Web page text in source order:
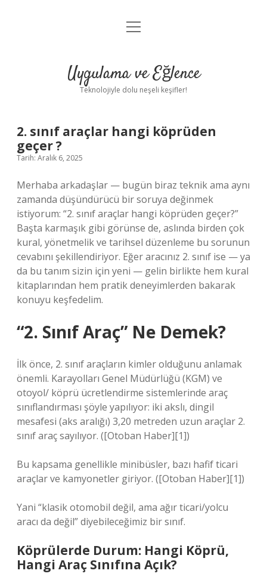
Anasayfa
Yasal Uyarı
menüyü
Uygulama ve Eğlence
Teknolojiyle dolu neşeli keşifler!
2. sınıf araçlar hangi köprüden
geçer ?
Tarih: Aralık 6, 2025
Merhaba arkadaşlar — bugün biraz teknik ama aynı
zamanda düşündürücü bir soruya değinmek
istiyorum: “2. sınıf araçlar hangi köprüden geçer?”
Başta karmaşık gibi görünse de, aslında birden çok
kural, yönetmelik ve tarihsel düzenleme bu sorunun
cevabını şekillendiriyor. Eğer aracınız 2. sınıf ise — ya
da bu tanım sizin için yeni — gelin birlikte hem kural
kitaplarından hem pratik deneyimlerden bakarak
konuyu keşfedelim.
“2. Sınıf Araç” Ne Demek?
İlk önce, 2. sınıf araçların kimler olduğunu anlamak
önemli. Karayolları Genel Müdürlüğü (KGM) ve
otoyol/ köprü ücretlendirme sistemlerinde araç
sınıflandırması şöyle yapılıyor: iki akslı, dingil
mesafesi (aks aralığı) 3,20 metreden uzun araçlar 2.
sınıf araç sayılıyor. ([Otoban Haber][1])
Bu kapsama genellikle minibüsler, bazı hafif ticari
araçlar ve kamyonetler giriyor. ([Otoban Haber][1])
Yani “klasik otomobil değil, ama ağır ticari/yolcu
aracı da değil” diyebileceğimiz bir sınıf.
Köprülerde Durum: Hangi Köprü,
Hangi Araç Sınıfına Açık?